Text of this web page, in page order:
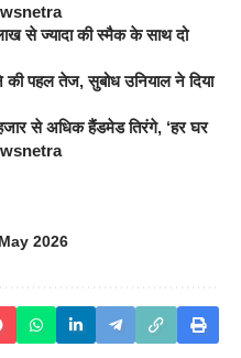
से ज्यादा की स्मैक के साथ दो
पहल तेज, सुबोध उनियाल ने दिया
से अधिक हैंडमेड तिरंगे, ‘हर घर
2026